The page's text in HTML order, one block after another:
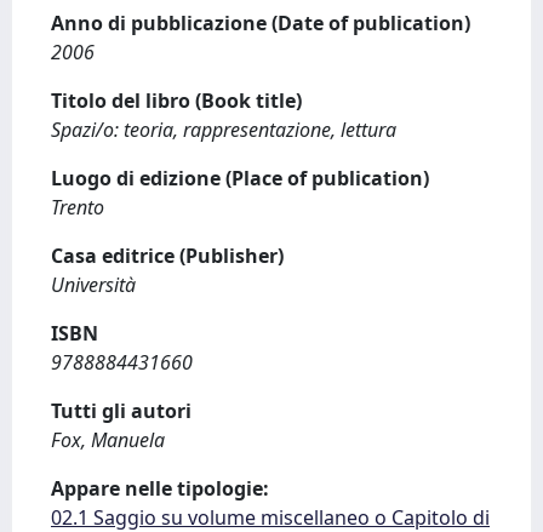
Anno di pubblicazione (Date of publication)
2006
Titolo del libro (Book title)
Spazi/o: teoria, rappresentazione, lettura
Luogo di edizione (Place of publication)
Trento
Casa editrice (Publisher)
Università
ISBN
9788884431660
Tutti gli autori
Fox, Manuela
Appare nelle tipologie:
02.1 Saggio su volume miscellaneo o Capitolo di